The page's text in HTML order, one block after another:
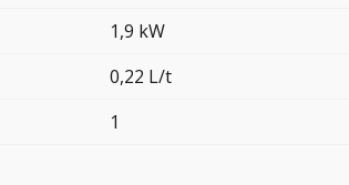
1,9 kW
0,22 L/t
1